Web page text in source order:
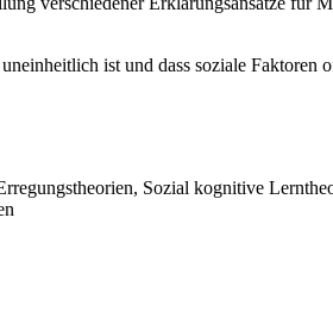
ist und dass soziale
Sozial kognitive